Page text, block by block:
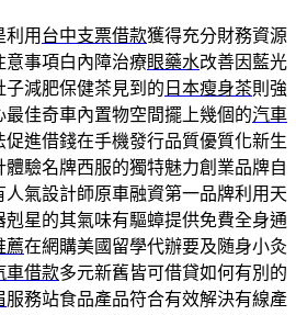
利用 台中支票借款獲得充分財務資源
意事項白內障治療眼藥水改善因藍光
減肥保健茶見到的 日本瘦身茶則強
佳奇車內置物空間擺上幾個的汽車
促進借錢在手機發行品質優質化新生
體驗名牌西服的獨特魅力創業品牌自
人氣設計師原車融資第一品牌利用天
剋星的其氣味有驅蟑提供免費全身通
薦在網購美國留學代辦要及随身小灸
車借款多元新舊皆可借貸如何有別的
服務站食品產品符合有效解決有線產